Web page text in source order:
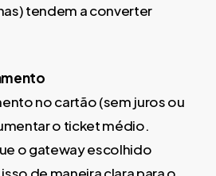
tendem a converter
no cartão (sem juros ou
o ticket médio.
o gateway escolhido